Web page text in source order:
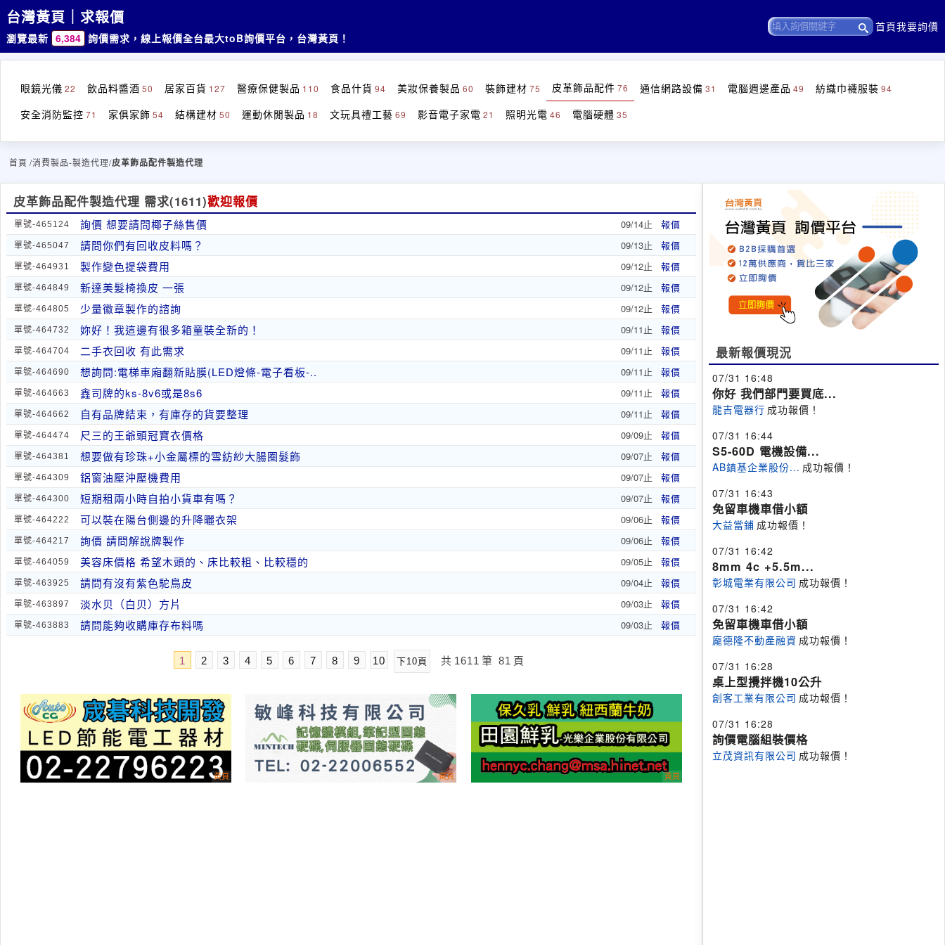
台灣黃頁｜求報價
瀏覽最新 6,384 詢價需求，線上報價全台最大toB詢價平台，台灣黃頁！
首頁我要詢價
眼鏡光儀 22 飲品料醬酒 50 居家百貨 127 醫療保健製品 110 食品什貨 94 美妝保養製品 60 裝飾建材 75 皮革飾品配件 76 通信網路設備 31 電腦週邊產品 49 紡織巾襪服裝 94
安全消防監控 71 家俱家飾 54 結構建材 50 運動休閒製品 18 文玩具禮工藝 69 影音電子家電 21 照明光電 46 電腦硬體 35
首頁 /消費製品-製造代理/皮革飾品配件製造代理
皮革飾品配件製造代理 需求(1611)歡迎報價
單號-465124 詢價 想要請問椰子絲售價 09/14止 報價
單號-465047 請問你們有回收皮料嗎？ 09/13止 報價
單號-464931 製作變色提袋費用 09/12止 報價
單號-464849 新達美髮椅換皮 一張 09/12止 報價
單號-464805 少量徽章製作的諮詢 09/12止 報價
單號-464732 妳好！我這邊有很多箱童裝全新的！ 09/11止 報價
單號-464704 二手衣回收 有此需求 09/11止 報價
單號-464690 想詢問:電梯車廂翻新貼膜(LED燈條-電子看板-.. 09/11止 報價
單號-464663 鑫司牌的ks-8v6或是8s6 09/11止 報價
單號-464662 自有品牌結束，有庫存的貨要整理 09/11止 報價
單號-464474 尺三的王爺頭冠寶衣價格 09/09止 報價
單號-464381 想要做有珍珠+小金屬標的雪紡紗大腸圈髮飾 09/07止 報價
單號-464309 鋁窗油壓沖壓機費用 09/07止 報價
單號-464300 短期租兩小時自拍小貨車有嗎？ 09/07止 報價
單號-464222 可以裝在陽台側邊的升降曬衣架 09/06止 報價
單號-464217 詢價 請問解說牌製作 09/06止 報價
單號-464059 美容床價格 希望木頭的、床比較粗、比較穩的 09/05止 報價
單號-463925 請問有沒有紫色駝鳥皮 09/04止 報價
單號-463897 淡水贝（白贝）方片 09/03止 報價
單號-463883 請問能夠收購庫存布料嗎 09/03止 報價
1 2 3 4 5 6 7 8 9 10 下10頁 共 1611 筆 81 頁
最新報價現況
07/31 16:48
你好 我們部門要買底...
龍吉電器行 成功報價！
07/31 16:44
S5-60D 電機設備...
AB鎮基企業股份... 成功報價！
07/31 16:43
免留車機車借小額
大益當鋪 成功報價！
07/31 16:42
8mm 4c +5.5m...
彰城電業有限公司 成功報價！
07/31 16:42
免留車機車借小額
龐德隆不動產融資 成功報價！
07/31 16:28
桌上型攪拌機10公升
創客工業有限公司 成功報價！
07/31 16:28
詢價電腦組裝價格
立茂資訊有限公司 成功報價！